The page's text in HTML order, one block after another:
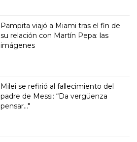
Pampita viajó a Miami tras el fin de
su relación con Martín Pepa: las
imágenes
Milei se refirió al fallecimiento del
padre de Messi: “Da vergüenza
pensar..."